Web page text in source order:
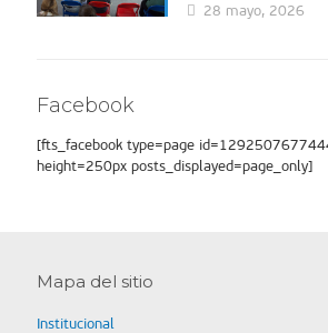
28 mayo, 2026
Facebook
[fts_facebook type=page
height=250px posts_displayed=page_only]
Mapa del sitio
Institucional